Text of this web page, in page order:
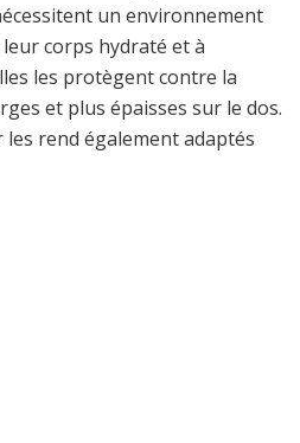
un environnement
corps hydraté et à
les protègent contre la
et plus épaisses sur le dos.
rend également adaptés